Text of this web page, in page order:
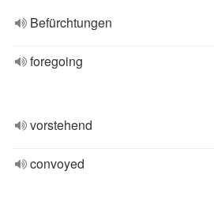
Befürchtungen
foregoing
vorstehend
convoyed